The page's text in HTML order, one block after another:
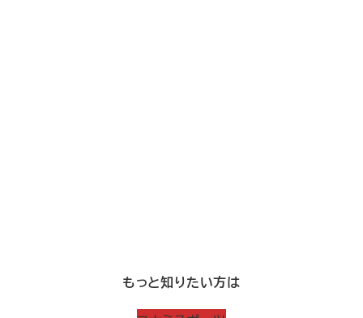
もっと知りたい方は